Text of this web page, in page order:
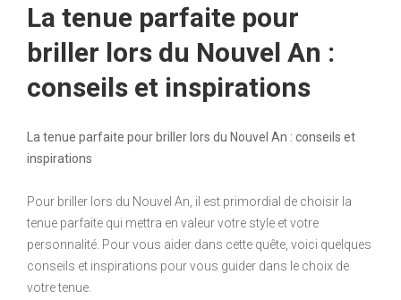
La tenue parfaite pour
briller lors du Nouvel An :
conseils et inspirations
La tenue parfaite pour briller lors du Nouvel An : conseils et
inspirations
Pour briller lors du Nouvel An, il est primordial de choisir la
tenue parfaite qui mettra en valeur votre style et votre
personnalité. Pour vous aider dans cette quête, voici quelques
conseils et inspirations pour vous guider dans le choix de
votre tenue.